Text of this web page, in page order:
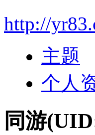
http://
主题
个人
同游